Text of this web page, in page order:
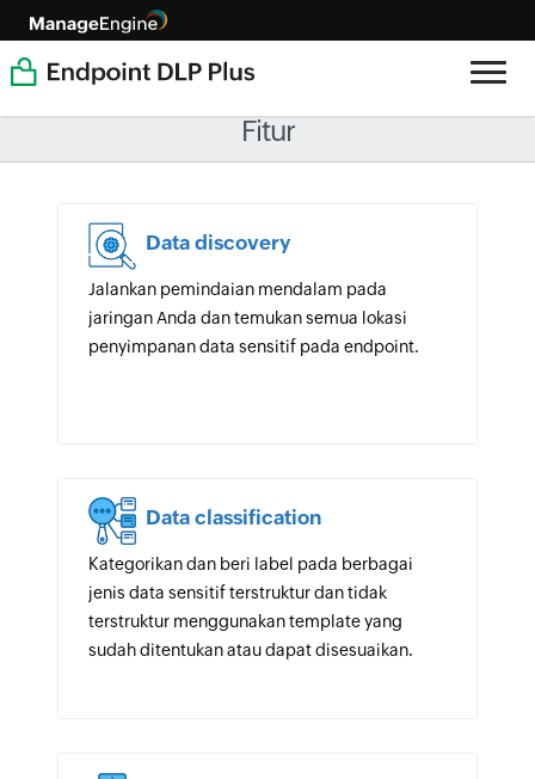
Fitur
Data discovery
Jalankan pemindaian mendalam pada
jaringan Anda dan temukan semua lokasi
penyimpanan data sensitif pada endpoint.
Data classification
Kategorikan dan beri label pada berbagai
jenis data sensitif terstruktur dan tidak
terstruktur menggunakan template yang
sudah ditentukan atau dapat disesuaikan.